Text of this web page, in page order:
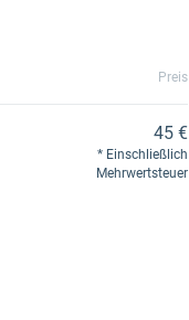
Preis
45 €
Einschließlich
Mehrwertsteuer